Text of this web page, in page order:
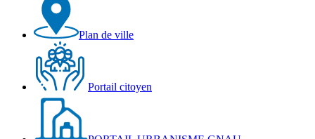
Plan de ville
Portail citoyen